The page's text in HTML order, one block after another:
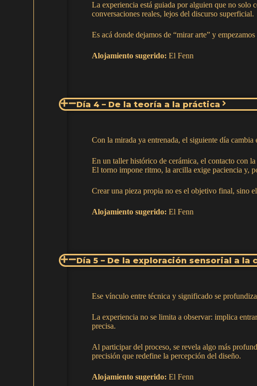
La experiencia está guiada por alguien que no solo
conversaciones reales, lejos del discurso superficial.
Es acá donde dejamos de “mirar arte” y
Alojamiento sugerido: El Fenn
Día 4 – De la teoría a la práctica
Con la mirada ya entrenada, el siguiente día
En un taller histórico de cerámica, el contacto con
El torno impone ritmo, la arcilla exige paciencia y,
Crear una pieza propia no es el objetivo final, sino
Alojamiento sugerido: El Fenn
Día 5 – De la exploración sensorial a la
Ese vínculo entre técnica y significado se
La experiencia no se limita a observar: implica
precisa.
Al participar del proceso, se revela algo más
precisión que redefine la percepción del diseño.
Alojamiento sugerido: El Fenn